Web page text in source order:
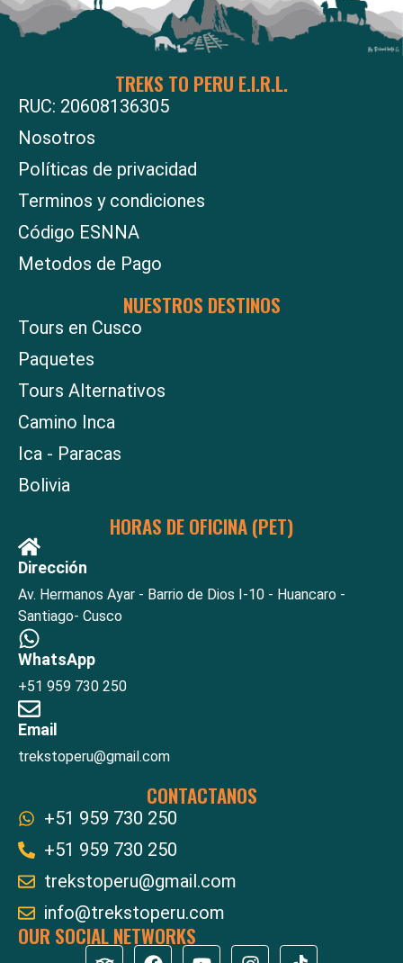
TREKS TO PERU E.I.R.L.
RUC: 20608136305
Nosotros
Políticas de privacidad
Terminos y condiciones
Código ESNNA
Metodos de Pago
NUESTROS DESTINOS
Tours en Cusco
Paquetes
Tours Alternativos
Camino Inca
Ica - Paracas
Bolivia
HORAS DE OFICINA (PET)
Dirección
Av. Hermanos Ayar - Barrio de Dios I-10 - Huancaro -
Santiago- Cusco
WhatsApp
+51 959 730 250
Email
trekstoperu@gmail.com
CONTACTANOS
+51 959 730 250
+51 959 730 250
trekstoperu@gmail.com
info@trekstoperu.com
OUR SOCIAL NETWORKS